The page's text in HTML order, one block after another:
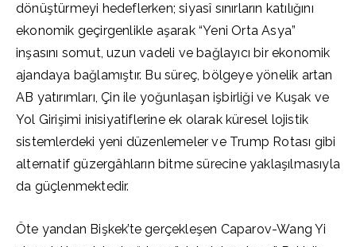
dönüştürmeyi hedeflerken; siyasî sınırların katılığını
ekonomik geçirgenlikle aşarak “Yeni Orta Asya”
inşasını somut, uzun vadeli ve bağlayıcı bir ekonomik
ajandaya bağlamıştır. Bu süreç, bölgeye yönelik artan
AB yatırımları, Çin ile yoğunlaşan işbirliği ve Kuşak ve
Yol Girişimi inisiyatiflerine ek olarak küresel lojistik
sistemlerdeki yeni düzenlemeler ve Trump Rotası gibi
alternatif güzergâhların bitme sürecine yaklaşılmasıyla
da güçlenmektedir.
Öte yandan Bişkek’te gerçekleşen Caparov-Wang Yi